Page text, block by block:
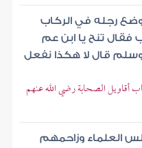
رجله في الركاب
فقال تنح يا ابن عم
وسلم قال لا هكذا نفعل
أقاويل الصحابة رضي الله عنهم
العلماء وزاحمهم